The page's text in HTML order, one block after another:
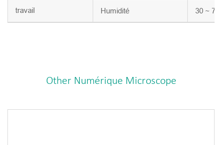
travail Humidité 30 ~ 75
Other Numérique Microscope